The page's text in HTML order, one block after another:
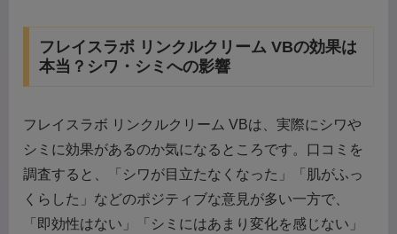
フレイスラボ リンクルクリーム VBの効果は
本当？シワ・シミへの影響
フレイスラボ リンクルクリーム VBは、実際にシワや
シミに効果があるのか気になるところです。口コミを
調査すると、「シワが目立たなくなった」「肌がふっ
くらした」などのポジティブな意見が多い一方で、
「即効性はない」「シミにはあまり変化を感じない」